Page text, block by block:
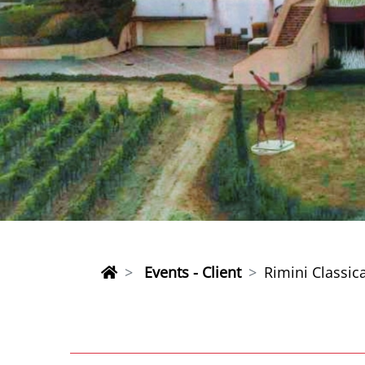
Events - Client Rimini